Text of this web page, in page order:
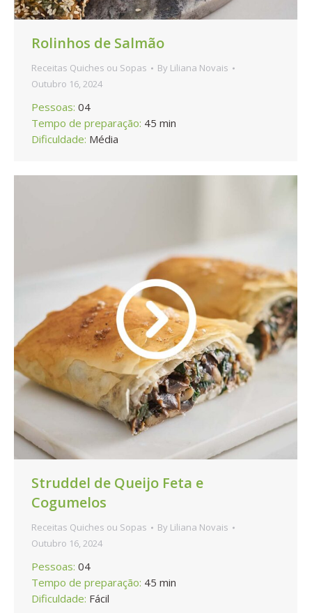
Rolinhos de Salmão
Receitas Quiches ou Sopas By Liliana Novais
Outubro 16, 2024
Pessoas: 04
Tempo de preparação: 45 min
Dificuldade: Média
Struddel de Queijo Feta e
Cogumelos
Receitas Quiches ou Sopas By Liliana Novais
Outubro 16, 2024
Pessoas: 04
Tempo de preparação: 45 min
Dificuldade: Fácil